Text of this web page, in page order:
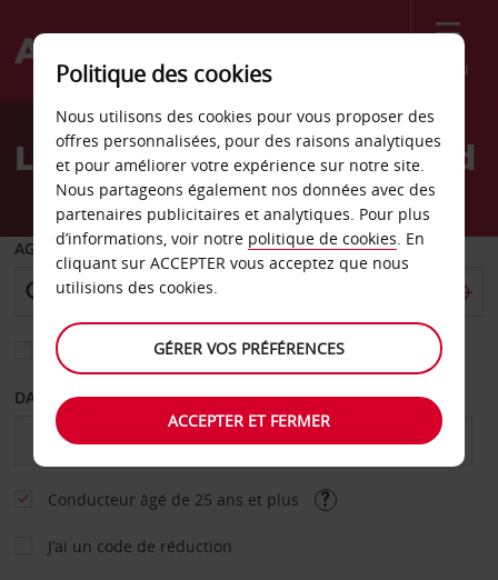
Menu
Welcome
AvisLocation de voiture Enfield
AGENCE DE DÉPART
Sélectionnez une autre agence de retour
DATE DE DÉBUT DATE DE FIN
Conducteur âgé de 25 ans et plus
J’ai un code de réduction
Politique des cookies
Nous utilisons des cookies pour vous proposer des
offres personnalisées, pour des raisons analytiques
et pour améliorer votre expérience sur notre site.
Nous partageons également nos données avec des
partenaires publicitaires et analytiques. Pour plus
d’informations, voir notre politique de cookies. En
cliquant sur ACCEPTER vous acceptez que nous
utilisions des cookies.
GÉRER VOS PRÉFÉRENCES
ACCEPTER ET FERMER